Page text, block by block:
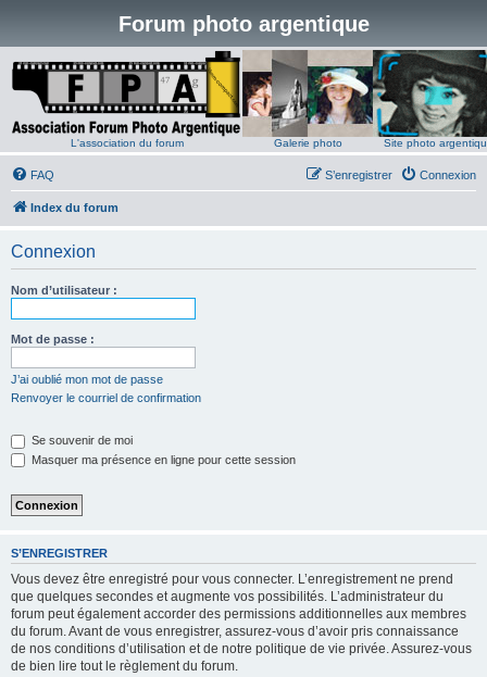
Forum photo argentique
L'association du forum Galerie photo Site photo
FAQ Connexion
S’enregistrer
Index du forum
Connexion
Nom d’utilisateur :
Mot de passe :
J’ai oublié mon mot de passe
Renvoyer le courriel de confirmation
Se souvenir de moi
Masquer ma présence en ligne pour cette session
S’ENREGISTRER
Vous devez être enregistré pour vous connecter. L’enregistrement ne prend
que quelques secondes et augmente vos possibilités. L’administrateur du
forum peut également accorder des permissions additionnelles aux membres
du forum. Avant de vous enregistrer, assurez-vous d’avoir pris connaissance
de nos conditions d’utilisation et de notre politique de vie privée. Assurez-vous
de bien lire tout le règlement du forum.